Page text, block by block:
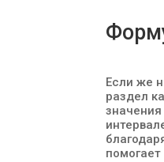
Если же
раздел